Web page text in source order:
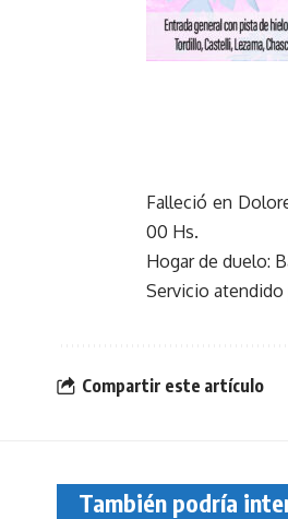
Falleció en
00 Hs.
Hogar de duelo:
Servicio atendido
Compartir este artículo
También podría